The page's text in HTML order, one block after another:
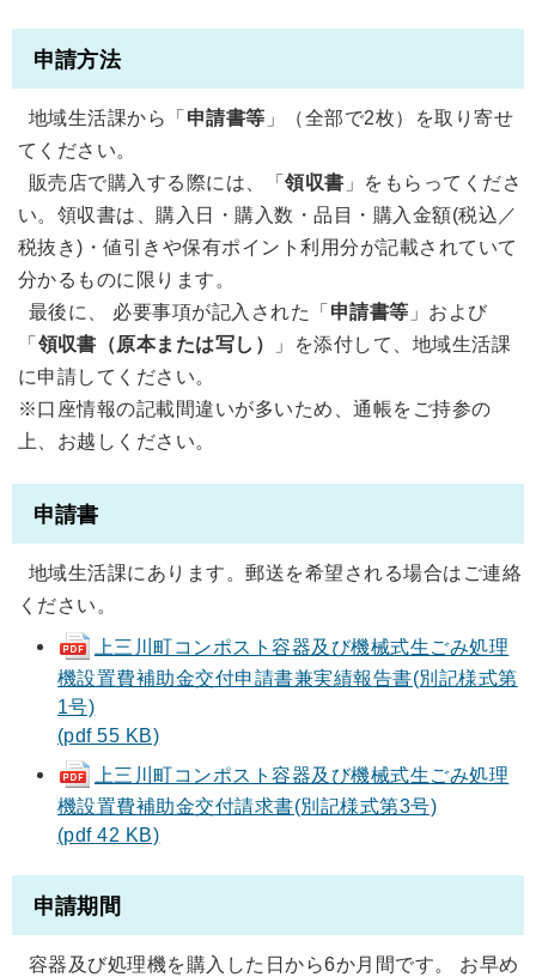
申請方法
地域生活課から「申請書等 」（全部で2枚）を取り寄せ
てください。
販売店で購入する際には、「領収書 」をもらってくださ
い。領収書は、購入日・購入数・品目・購入金額(税込／
税抜き)・値引きや保有ポイント利用分が記載されていて
分かるものに限ります。
最後に、 必要事項が記入された「申請書等 」および
「領収書（原本または写し）
」を添付して、地域生活課
に申請してください。
※口座情報の記載間違いが多いため、通帳をご持参の
上、お越しください。
申請書
地域生活課にあります。郵送を希望される場合はご連絡
ください。
上三川町コンポスト容器及び機械式生ごみ処理
機設置費補助金交付申請書兼実績報告書(別記様式第
1号)
(pdf 55 KB)
上三川町コンポスト容器及び機械式生ごみ処理
機設置費補助金交付請求書(別記様式第3号)
(pdf 42 KB)
申請期間
容器及び処理機を購入した日から6か月間です。 お早め